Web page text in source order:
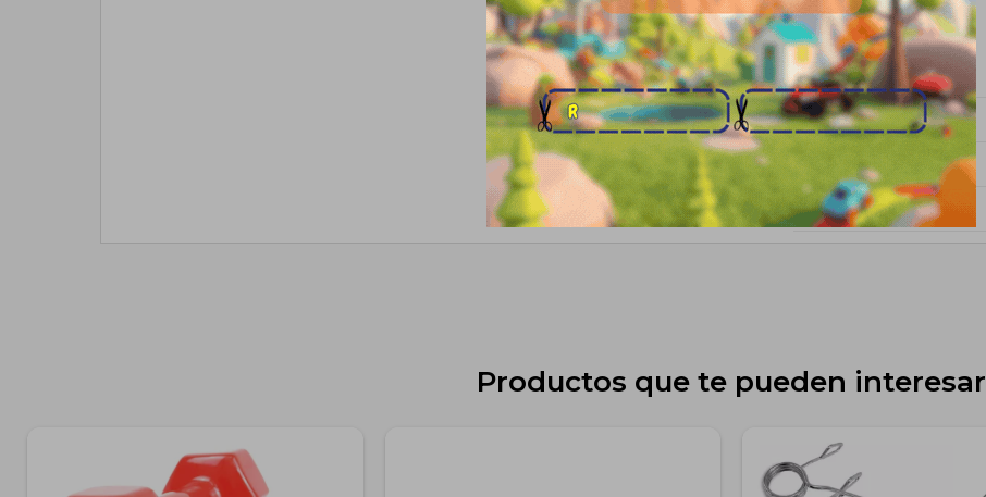
• 2 Mancuernas
• 8 Discos 2.5Kg
• Guantes de pesas
Planes de cuotas
Envíos
Medios de pago
Productos que te pueden interesar